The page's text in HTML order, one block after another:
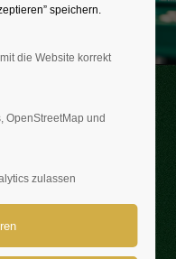
speichern.
die Website korrekt
OpenStreetMap und
zulassen